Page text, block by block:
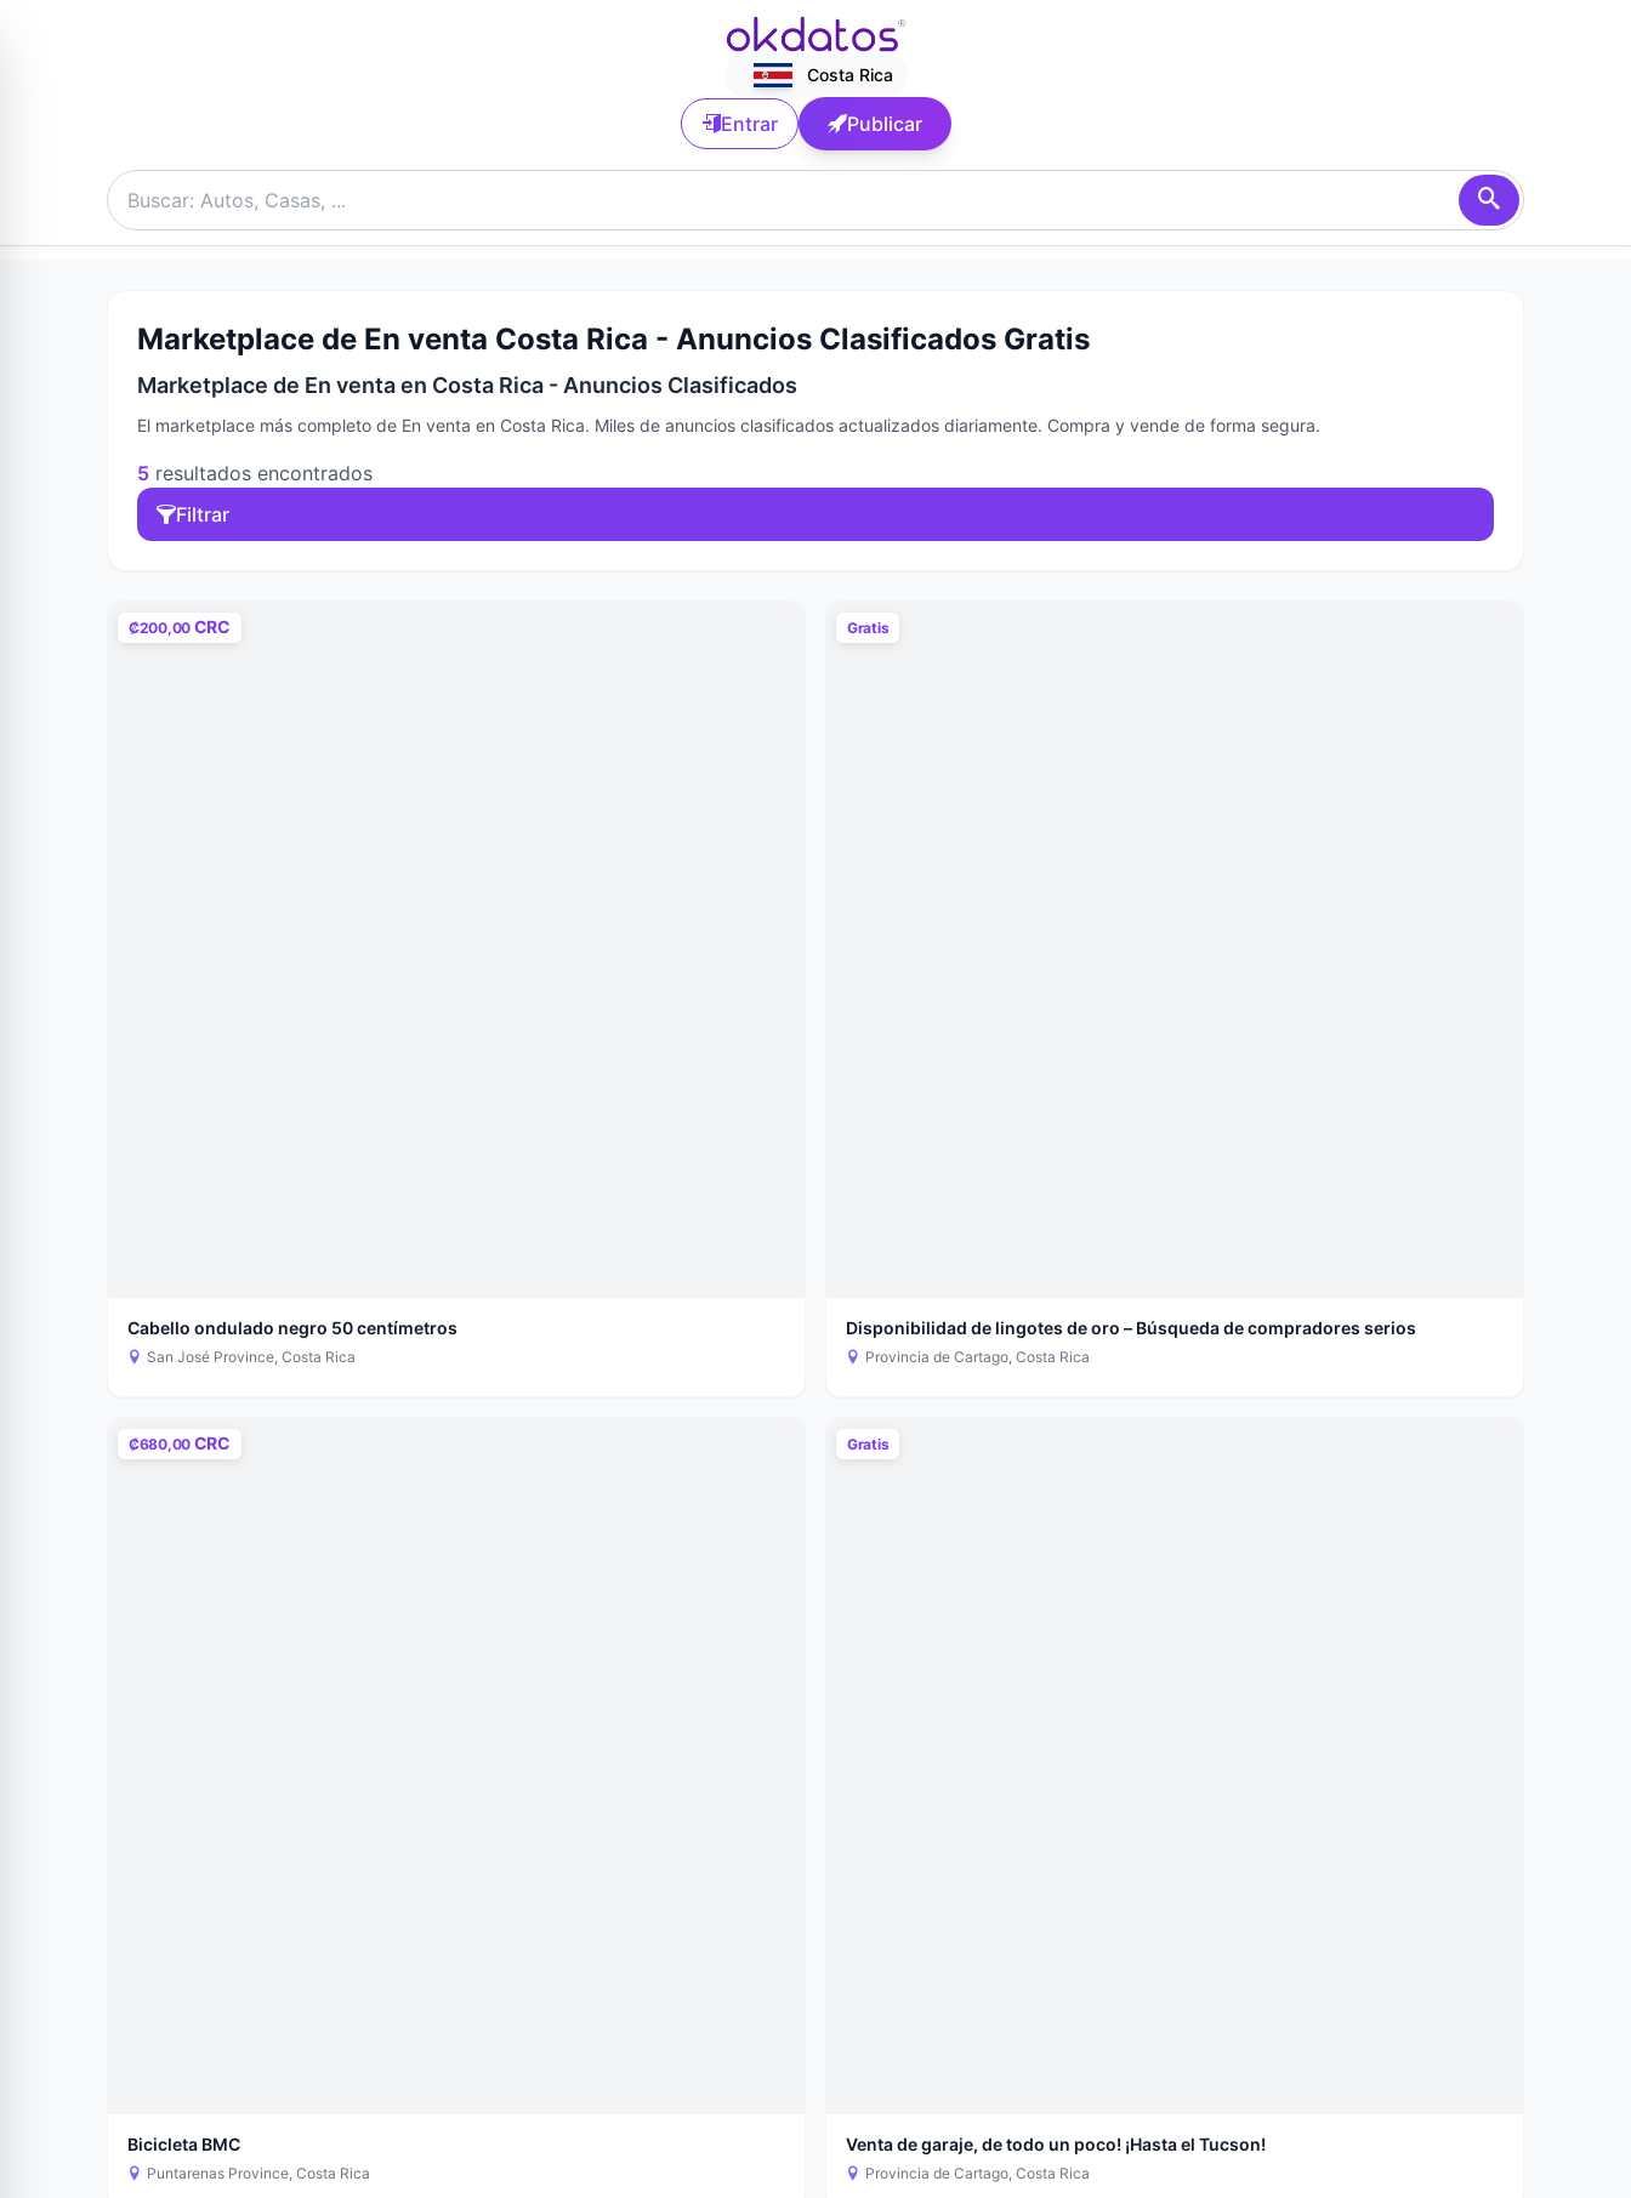
Costa Rica
Entrar Publicar
Marketplace de En venta Costa Rica - Anuncios Clasificados Gratis
Marketplace de En venta en Costa Rica - Anuncios Clasificados
El marketplace más completo de En venta en Costa Rica. Miles de anuncios clasificados actualizados diariamente. Compra y vende de forma segura.
5 resultados encontrados
Filtrar
₡200,00 CRC
Cabello ondulado negro 50 centímetros
San José Province, Costa Rica
Gratis
Disponibilidad de lingotes de oro – Búsqueda de compradores serios
Provincia de Cartago, Costa Rica
₡680,00 CRC
Bicicleta BMC
Puntarenas Province, Costa Rica
Gratis
Venta de garaje, de todo un poco! ¡Hasta el Tucson!
Provincia de Cartago, Costa Rica